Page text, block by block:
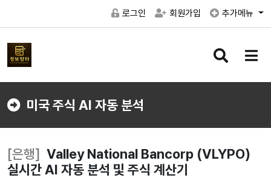
로그인 회원가입 추가메뉴
검
버
메
버
미국 주식 AI 자동 분석
[은행] Valley National Bancorp (VLYPO)
실시간 AI 자동 분석 및 주식 계산기